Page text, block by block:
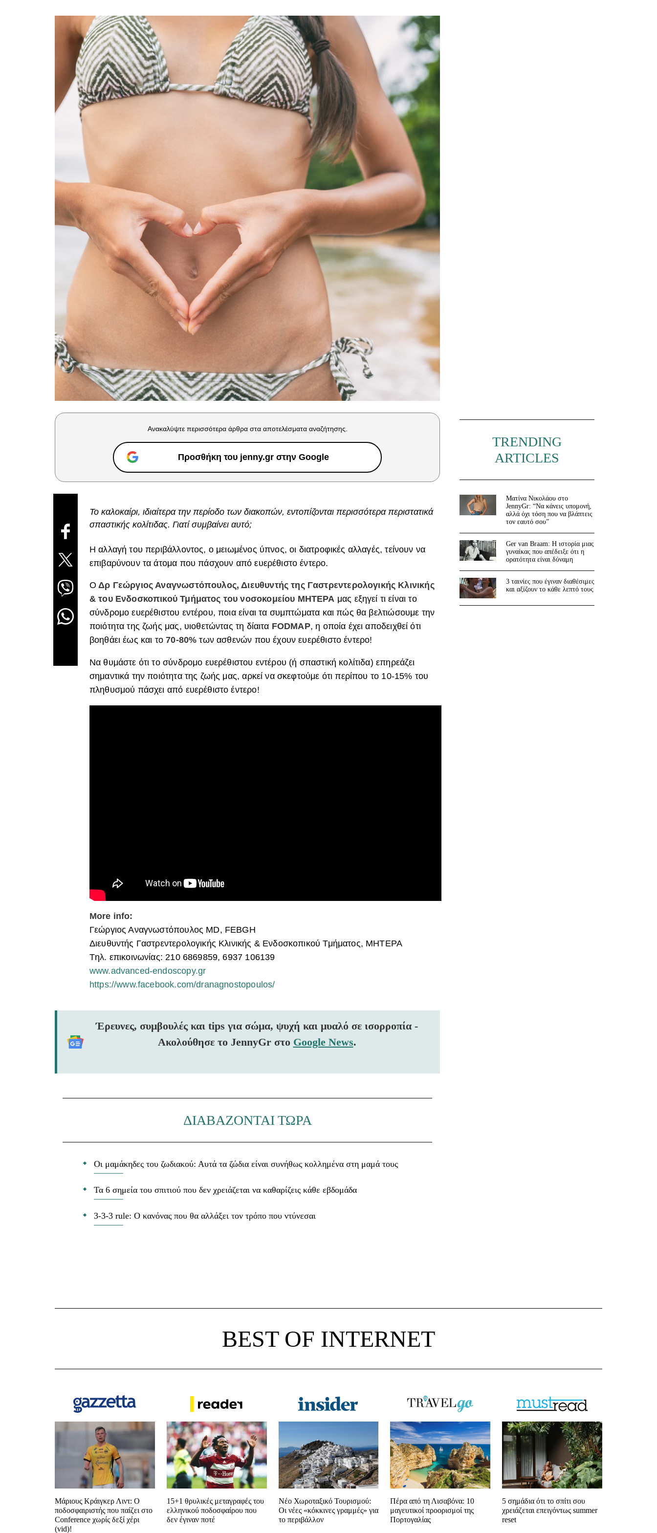
Αφιερώματα Χωρίς Ταμπέλες
Hautes Grecians Γάμος Market News
Ανακαλύψτε περισσότερα άρθρα στα αποτελέσματα αναζήτησης.
Προσθήκη του jenny.gr στην Google
Το καλοκαίρι, ιδιαίτερα την περίοδο των διακοπών, εντοπίζονται περισσότερα περιστατικά
σπαστικής κολίτιδας. Γιατί συμβαίνει αυτό;
H αλλαγή του περιβάλλοντος, o μειωμένος ύπνος, οι διατροφικές αλλαγές, τείνουν να
επιβαρύνουν τα άτομα που πάσχουν από ευερέθιστο έντερο.
Ο Δρ Γεώργιος Αναγνωστόπουλος, Διευθυντής της Γαστρεντερολογικής Κλινικής
& του Ενδοσκοπικού Τμήματος του νοσοκομείου ΜΗΤΕΡΑ μας εξηγεί τι είναι το
σύνδρομο ευερέθιστου εντέρου, ποια είναι τα συμπτώματα και πώς θα βελτιώσουμε την
ποιότητα της ζωής μας, υιοθετώντας τη δίαιτα FODMAP, η οποία έχει αποδειχθεί ότι
βοηθάει έως και το70-80%των ασθενών που έχουν ευερέθιστο έντερο!
Να θυμάστε ότι το σύνδρομο ευερέθιστου εντέρου (ή σπαστική κολίτιδα) επηρεάζει
σημαντικά την ποιότητα της ζωής μας, αρκεί να σκεφτούμε ότι περίπου το 10-15% του
πληθυσμού πάσχει από ευερέθιστο έντερο!
More info:
Γεώργιος Αναγνωστόπουλος ΜD, FEBGH
Διευθυντής Γαστρεντερολογικής Κλινικής & Ενδοσκοπικού Τμήματος, ΜΗΤΕΡΑ
Tηλ. επικοινωνίας: 210 6869859, 6937 106139
www.advanced-endoscopy.gr
https://www.facebook.com/dranagnostopoulos/
Έρευνες, συμβουλές και tips για σώμα, ψυχή και μυαλό σε ισορροπία -
Ακολούθησε το JennyGr στο Google News.
ΔΙΑΒΑΖΟΝΤΑΙ ΤΩΡΑ
Οι μαμάκηδες του ζωδιακού: Αυτά τα ζώδια είναι συνήθως κολλημένα στη μαμά τους
Τα 6 σημεία του σπιτιού που δεν χρειάζεται να καθαρίζεις κάθε εβδομάδα
3-3-3 rule: Ο κανόνας που θα αλλάξει τον τρόπο που ντύνεσαι
TRENDING
ARTICLES
Ματίνα Νικολάου στο
JennyGr: “Να κάνεις υπομονή,
αλλά όχι τόση που να βλάπτεις
τον εαυτό σου”
Ger van Braam: Η ιστορία μιας
γυναίκας που απέδειξε ότι η
ορατότητα είναι δύναμη
3 ταινίες που έγιναν διαθέσιμες
και αξίζουν το κάθε λεπτό τους
BEST OF INTERNET
Μάριους Κράιγκερ Λιντ: Ο
ποδοσφαιριστής που παίζει στο
Conference χωρίς δεξί χέρι
(vid)!
15+1 θρυλικές μεταγραφές του
ελληνικού ποδοσφαίρου που
δεν έγιναν ποτέ
Νέο Χωροταξικό Τουρισμού:
Οι νέες «κόκκινες γραμμές» για
το περιβάλλον
Πέρα από τη Λισαβόνα: 10
μαγευτικοί προορισμοί της
Πορτογαλίας
5 σημάδια ότι το σπίτι σου
χρειάζεται επειγόντως summer
reset